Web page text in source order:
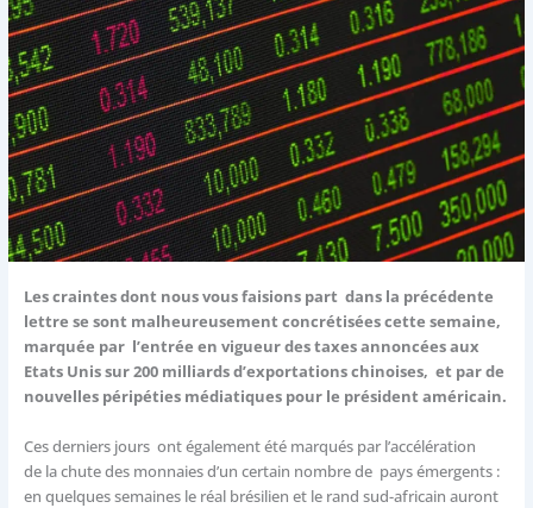
Les craintes dont nous vous faisions part dans la précédente
lettre se sont malheureusement concrétisées cette semaine,
marquée par l’entrée en vigueur des taxes annoncées aux
Etats Unis sur 200 milliards d’exportations chinoises, et par de
nouvelles péripéties médiatiques pour le président américain.
Ces derniers jours ont également été marqués par l’accélération
de la chute des monnaies d’un certain nombre de pays émergents :
en quelques semaines le réal brésilien et le rand sud-africain auront